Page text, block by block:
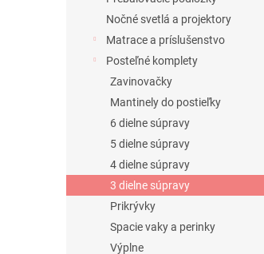
Nočné svetlá a projektory
Matrace a príslušenstvo
Posteľné komplety
Zavinovačky
Mantinely do postieľky
6 dielne súpravy
5 dielne súpravy
4 dielne súpravy
3 dielne súpravy
Prikrývky
Spacie vaky a perinky
Výplne